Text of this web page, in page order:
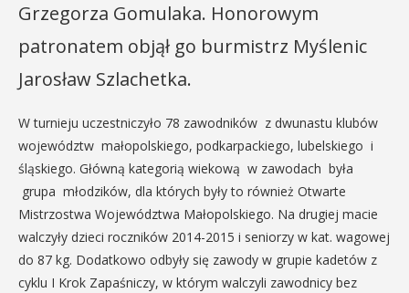
Grzegorza Gomulaka. Honorowym
patronatem objął go burmistrz Myślenic
Jarosław Szlachetka.
W turnieju uczestniczyło 78 zawodników z dwunastu klubów
województw małopolskiego, podkarpackiego, lubelskiego i
śląskiego. Główną kategorią wiekową w zawodach była
grupa młodzików, dla których były to również Otwarte
Mistrzostwa Województwa Małopolskiego. Na drugiej macie
walczyły dzieci roczników 2014-2015 i seniorzy w kat. wagowej
do 87 kg. Dodatkowo odbyły się zawody w grupie kadetów z
cyklu I Krok Zapaśniczy, w którym walczyli zawodnicy bez